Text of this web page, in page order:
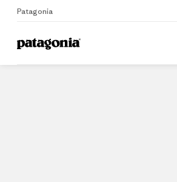
Patagonia
Home Stores